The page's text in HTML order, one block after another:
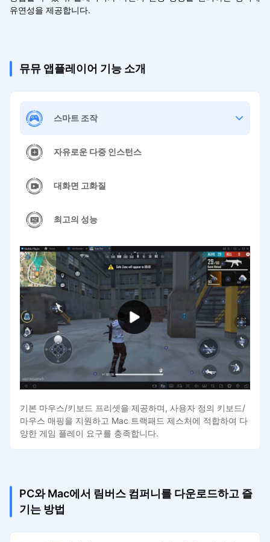
유연성을 제공합니다.
뮤뮤 앱플레이어 기능 소개
스마트 조작
자유로운 다중 인스턴스
대화면 고화질
최고의 성능
기본 마우스/키보드 프리셋을 제공하며, 사용자 정의 키보드/
마우스 매핑을 지원하고 Mac 트랙패드 제스처에 적합하여 다
양한 게임 플레이 요구를 충족합니다.
PC와 Mac에서 림버스 컴퍼니를 다운로드하고 즐
기는 방법